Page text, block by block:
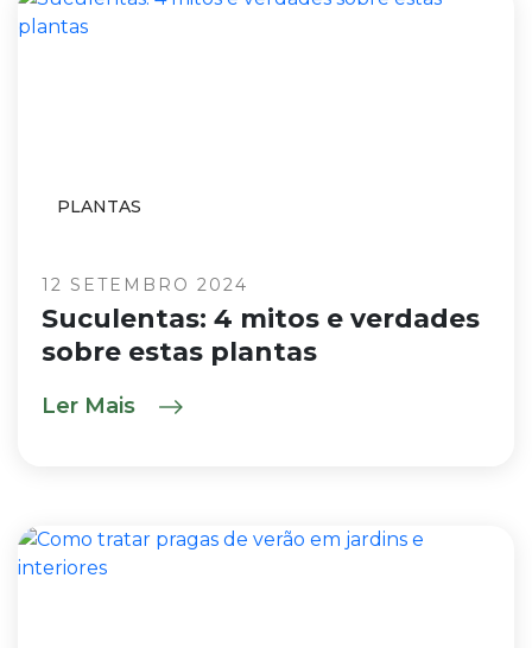
PLANTAS
12 SETEMBRO 2024
Suculentas: 4 mitos e verdades
sobre estas plantas
Ler Mais